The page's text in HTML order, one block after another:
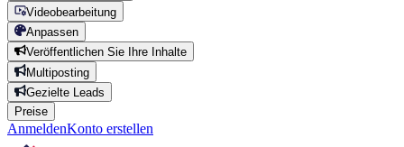
Videobearbeitung
Anpassen
Veröffentlichen Sie Ihre Inhalte
Multiposting
Gezielte Leads
Preise
AnmeldenKonto erstellen